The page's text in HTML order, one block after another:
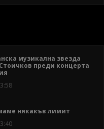
музикална звезда
преди концерта
някакъв лимит